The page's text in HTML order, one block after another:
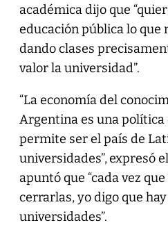
académica dijo que
educación pública lo que
dando clases
valor la universidad”.
“La economía del
Argentina es una política
permite ser el país de
universidades”,expresó
apuntó que “cada vez
cerrarlas, yo digo que
universidades”.